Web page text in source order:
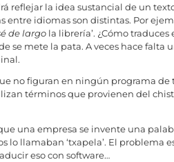
la idea sustancial de un
idiomas son distintas. Por
de largola librería’. ¿Cómo
se mete la pata. A veces hace
no figuran en ningún programa
términos que provienen del
una empresa se invente una
lo llamaban ‘txapela’. El
eso con software…